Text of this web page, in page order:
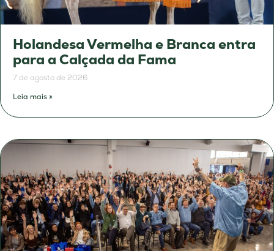
Holandesa Vermelha e Branca entra
para a Calçada da Fama
7 de agosto de 2026
Leia mais »